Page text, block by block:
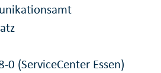
0 (ServiceCenter Essen)